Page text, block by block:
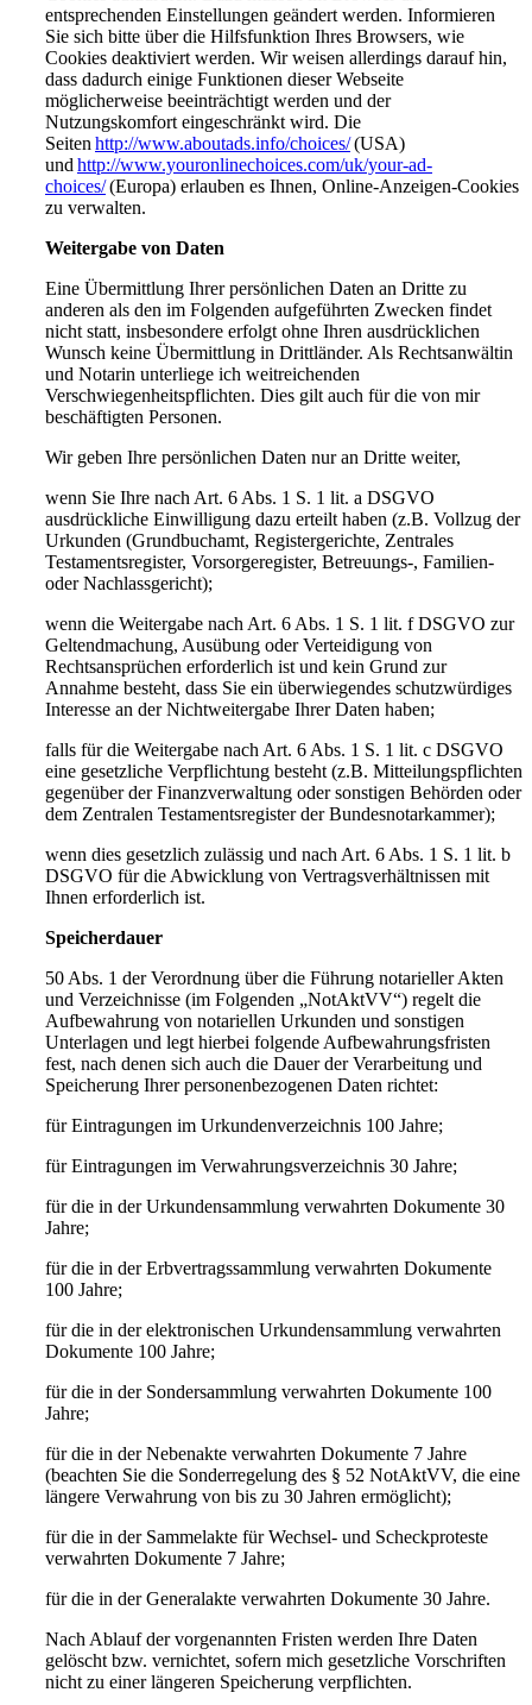
entsprechenden Einstellungen geändert werden. Informieren
Sie sich bitte über die Hilfsfunktion Ihres Browsers, wie
Cookies deaktiviert werden. Wir weisen allerdings darauf hin,
dass dadurch einige Funktionen dieser Webseite
möglicherweise beeinträchtigt werden und der
Nutzungskomfort eingeschränkt wird. Die
Seiten http://www.aboutads.info/choices/(USA)
und http://www.youronlinechoices.com/uk/your-ad-
choices/(Europa) erlauben es Ihnen, Online-Anzeigen-Cookies
zu verwalten.
Weitergabe von Daten
Eine Übermittlung Ihrer persönlichen Daten an Dritte zu
anderen als den im Folgenden aufgeführten Zwecken findet
nicht statt, insbesondere erfolgt ohne Ihren ausdrücklichen
Wunsch keine Übermittlung in Drittländer. Als Rechtsanwältin
und Notarin unterliege ich weitreichenden
Verschwiegenheitspflichten. Dies gilt auch für die von mir
beschäftigten Personen.
Wir geben Ihre persönlichen Daten nur an Dritte weiter,
wenn Sie Ihre nach Art. 6 Abs. 1 S. 1 lit. a DSGVO
ausdrückliche Einwilligung dazu erteilt haben (z.B. Vollzug der
Urkunden (Grundbuchamt, Registergerichte, Zentrales
Testamentsregister, Vorsorgeregister, Betreuungs-, Familien-
oder Nachlassgericht);
wenn die Weitergabe nach Art. 6 Abs. 1 S. 1 lit. f DSGVO zur
Geltendmachung, Ausübung oder Verteidigung von
Rechtsansprüchen erforderlich ist und kein Grund zur
Annahme besteht, dass Sie ein überwiegendes schutzwürdiges
Interesse an der Nichtweitergabe Ihrer Daten haben;
falls für die Weitergabe nach Art. 6 Abs. 1 S. 1 lit. c DSGVO
eine gesetzliche Verpflichtung besteht (z.B. Mitteilungspflichten
gegenüber der Finanzverwaltung oder sonstigen Behörden oder
dem Zentralen Testamentsregister der Bundesnotarkammer);
wenn dies gesetzlich zulässig und nach Art. 6 Abs. 1 S. 1 lit. b
DSGVO für die Abwicklung von Vertragsverhältnissen mit
Ihnen erforderlich ist.
Speicherdauer
50 Abs. 1 der Verordnung über die Führung notarieller Akten
und Verzeichnisse (im Folgenden „NotAktVV“) regelt die
Aufbewahrung von notariellen Urkunden und sonstigen
Unterlagen und legt hierbei folgende Aufbewahrungsfristen
fest, nach denen sich auch die Dauer der Verarbeitung und
Speicherung Ihrer personenbezogenen Daten richtet:
für Eintragungen im Urkundenverzeichnis 100 Jahre;
für Eintragungen im Verwahrungsverzeichnis 30 Jahre;
für die in der Urkundensammlung verwahrten Dokumente 30
Jahre;
für die in der Erbvertragssammlung verwahrten Dokumente
100 Jahre;
für die in der elektronischen Urkundensammlung verwahrten
Dokumente 100 Jahre;
für die in der Sondersammlung verwahrten Dokumente 100
Jahre;
für die in der Nebenakte verwahrten Dokumente 7 Jahre
(beachten Sie die Sonderregelung des § 52 NotAktVV, die eine
längere Verwahrung von bis zu 30 Jahren ermöglicht);
für die in der Sammelakte für Wechsel- und Scheckproteste
verwahrten Dokumente 7 Jahre;
für die in der Generalakte verwahrten Dokumente 30 Jahre.
Nach Ablauf der vorgenannten Fristen werden Ihre Daten
gelöscht bzw. vernichtet, sofern mich gesetzliche Vorschriften
nicht zu einer längeren Speicherung verpflichten.